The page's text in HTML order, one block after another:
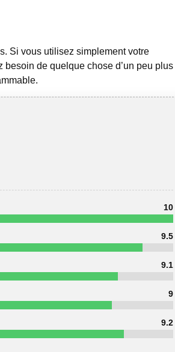
Si vous utilisez simplement votre
de quelque chose d’un peu plus
10
9.5
9.1
9
9.2